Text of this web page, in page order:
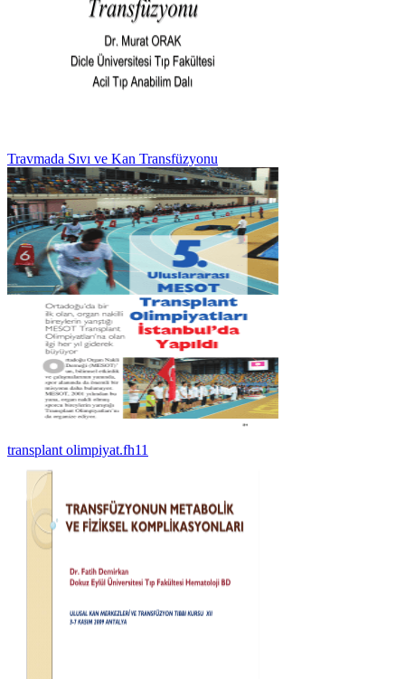
Travmada Sıvı ve Kan Transfüzyonu
transplant olimpiyat.fh11